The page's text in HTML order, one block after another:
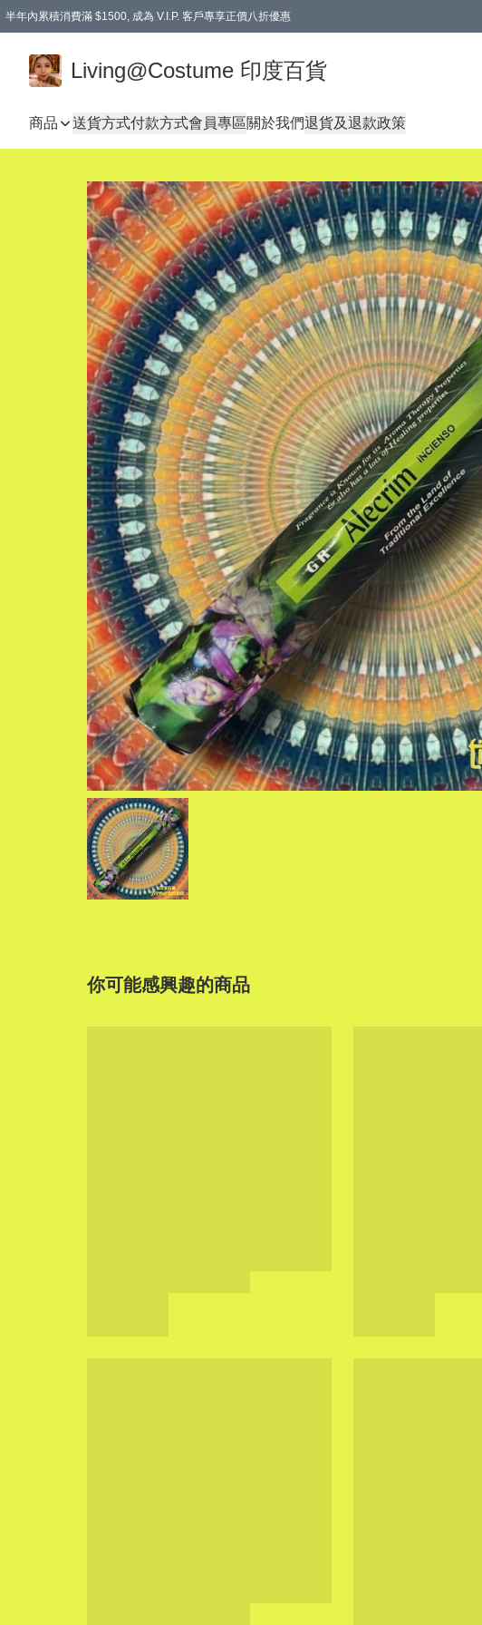
半年內累積消費滿 $1500, 成為 V.I.P. 客戶專享正價八折優惠
Living@Costume 印度百貨
商品 送貨方式付款方式會員專區關於我們退貨及退款政策
你可能感興趣的商品